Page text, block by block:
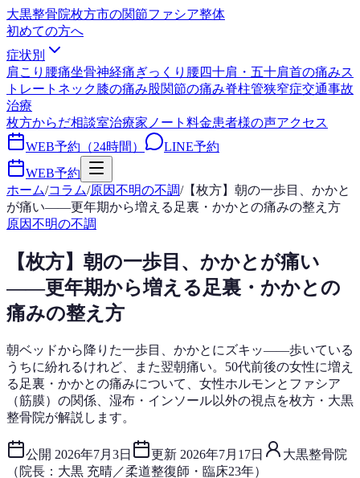
大黒整骨院枚方市の関節ファシア整体
初めての方へ
症状別
肩こり 腰痛坐骨神経痛ぎっくり腰四十肩・五十肩首の痛みス
トレートネック膝の痛み股関節の痛み脊柱管狭窄症交通事故
治療
枚方からだ相談室治療家ノート 料金患者様の声アクセス
WEB予約（24時間）
LINE予約
WEB予約
ホーム/コラム/原因不明の不調/【枚方】朝の一歩目、かかと
が痛い——更年期から増える足裏・かかとの痛みの整え方
原因不明の不調
【枚方】朝の一歩目、かかとが痛い
——更年期から増える足裏・かかとの
痛みの整え方
朝ベッドから降りた一歩目、かかとにズキッ——歩いている
うちに紛れるけれど、また翌朝痛い。50代前後の女性に増え
る足裏・かかとの痛みについて、女性ホルモンとファシア
（筋膜）の関係、湿布・インソール以外の視点を枚方・大黒
整骨院が解説します。
公開 2026年7月3日 更新 2026年7月17日
大黒整骨院
（院長：大黒 充晴／柔道整復師・臨床23年）